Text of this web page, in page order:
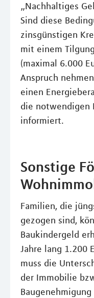
„Nachhaltiges
Sind diese
zinsgünstigen
mit einem
(maximal 6.000
Anspruch
einen
die notwendigen
informiert.
Sonstige
Familien, die
gezogen sind,
Baukindergeld
Jahre lang 1.200
muss die
der Immobilie